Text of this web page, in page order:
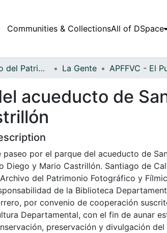
Communities & CollectionsAll of DSpace
Fondo Archivo del Patrimonio Fotográfico y Fílmico del Valle del Cauca La Gente
acueducto de
paseo por el parque del acueducto de
Diego y Mario Castrillón. Santiago de
del Patrimonio Fotográfico y
de la Biblioteca
por convenio de cooperación
Departamental, con el fin de aunar
preservación y divulgación